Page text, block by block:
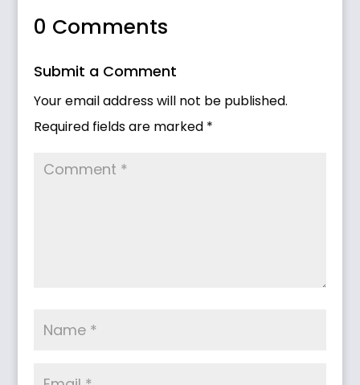
0 Comments
Submit a Comment
Your email address will not be published.
Required fields are marked *